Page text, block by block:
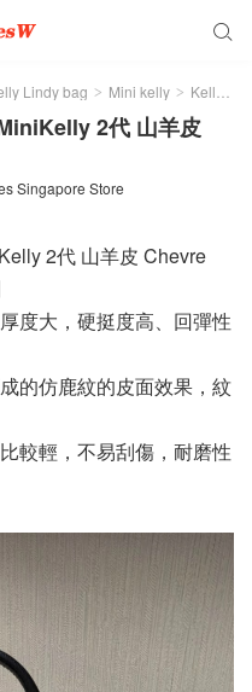

Lindy bag > Mini kelly > Kelly Mini 20
2代 山羊皮
Singapore Store
2代 山羊皮 Chevre
度大，硬挺度高、回彈性
的仿鹿紋的皮面效果，紋
較輕，不易刮傷，耐磨性